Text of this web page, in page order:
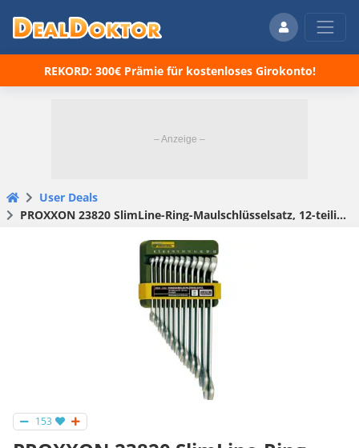
REKORD: 300€ Prämie für kostenloses Girokonto!
User Deals
PROXXON 23820 SlimLine-Ring-Maulschlüsselsatz, 12-teilig., 6 – 19 mm, für 25,41€(statt 30,08)
153